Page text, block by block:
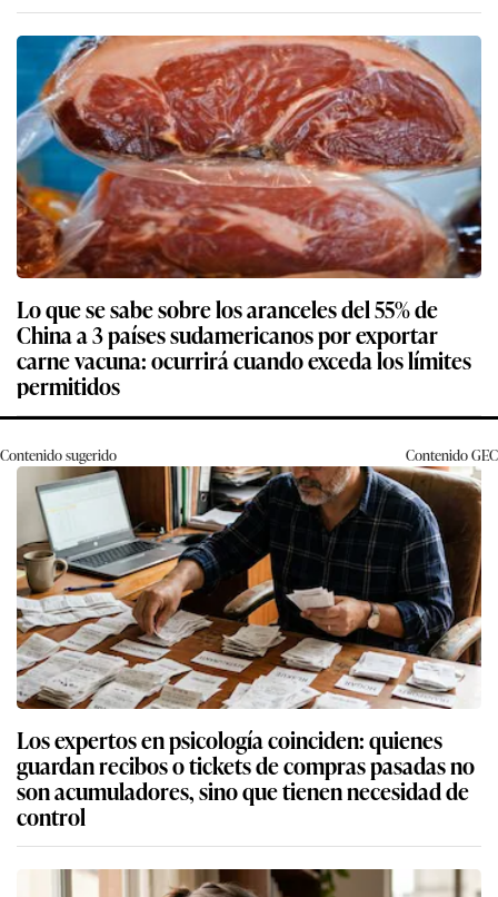
Lo que se sabe sobre los aranceles del 55% de
China a 3 países sudamericanos por exportar
carne vacuna: ocurrirá cuando exceda los límites
permitidos
Contenido sugerido ContenidoGEC
Los expertos en psicología coinciden: quienes
guardan recibos o tickets de compras pasadas no
son acumuladores, sino que tienen necesidad de
control